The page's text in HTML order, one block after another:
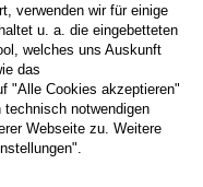
verwenden wir für einige
u. a. die eingebetteten
welches uns Auskunft
das
"Alle Cookies akzeptieren"
notwendigen
Webseite zu. Weitere